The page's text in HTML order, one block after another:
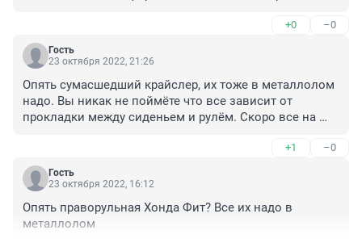
+0 –0
Гость
23 октября 2022, 21:26
Опять сумасшедший крайслер, их тоже в металлолом
надо. Вы никак не поймёте что все зависит от
прокладки между сиденьем и рулём. Скоро все на
и качественнее. Учитесь водить и не лететь, а ехать по
трассе. И левый или правый руль будет не помеха.
+1 –0
Гость
23 октября 2022, 16:12
Опять праворульная Хонда Фит? Все их надо в
металлолом